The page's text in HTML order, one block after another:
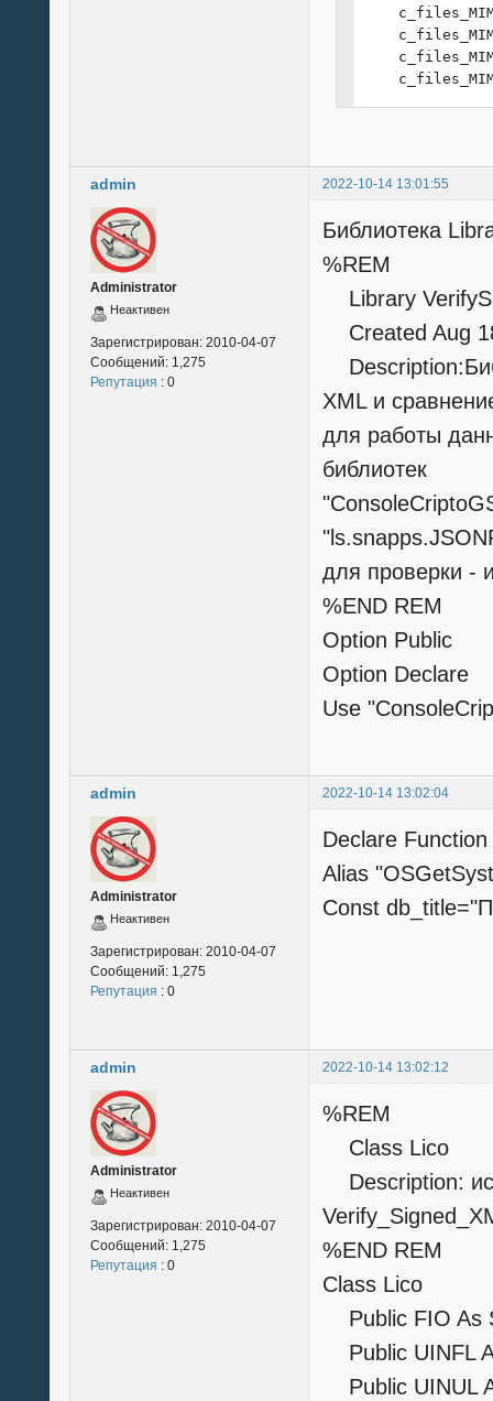
End Sub
admin 2022-10-14 13:01:55
Administrator
Неактивен
Зарегистрирован: 2010-04-07
Сообщений: 1,275
Репутация : 0
Библиотека
%REM
Library
Created Aug
XML и
для работы
библиотек
для проверки -
%END REM
Option Public
Option Declare
Use
admin 2022-10-14 13:02:04
Administrator
Неактивен
Зарегистрирован: 2010-04-07
Сообщений: 1,275
Репутация : 0
Declare
Alias
Const
admin 2022-10-14 13:02:12
Administrator
Неактивен
Зарегистрирован: 2010-04-07
Сообщений: 1,275
Репутация : 0
%REM
Class Lico
Description:
%END REM
Class Lico
Public FIO As
Public UINFL
Public UINUL